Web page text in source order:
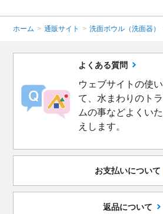
ホーム > 通販サイト > 洗面ボウル（洗面器）
よくある質問
ウェブサイトの使
て、水まわりのト
ムの事などよくい
えします。
お支払いについて
返品について